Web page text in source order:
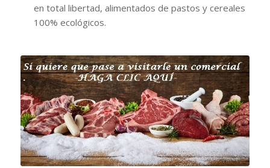
en total libertad, alimentados de pastos y cereales
100% ecológicos.